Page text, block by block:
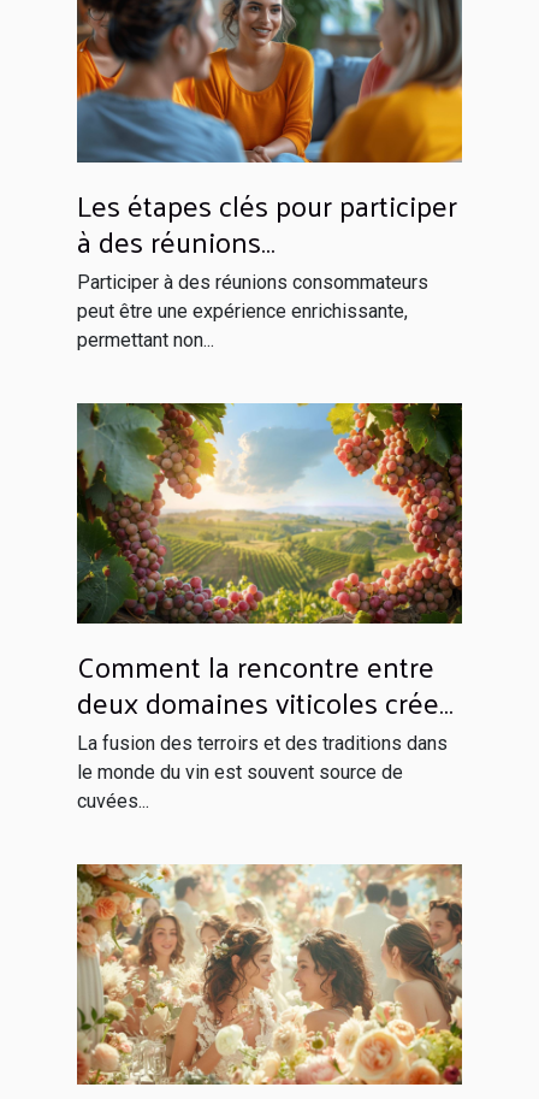
Les étapes clés pour participer
à des réunions
consommateurs et être
rémunéré
Participer à des réunions consommateurs
peut être une expérience enrichissante,
permettant non...
Comment la rencontre entre
deux domaines viticoles crée
un vin unique
La fusion des terroirs et des traditions dans
le monde du vin est souvent source de
cuvées...